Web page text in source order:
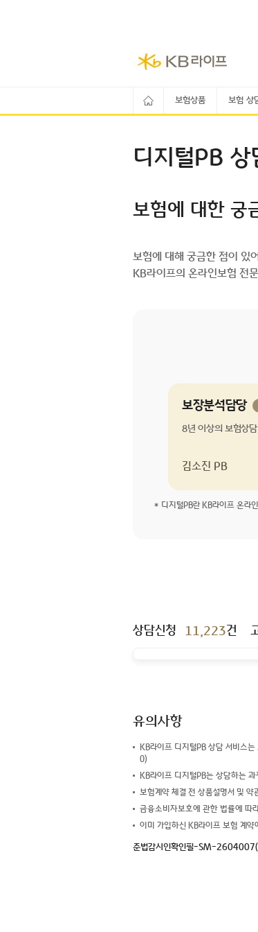
보험상품 보험 상
디지털PB 상
보험에 대한 궁
보험에 대해 궁금한 점이 있
KB라이프의 온라인보험 전
보장분석담당
8년 이상의 보험상담
김소진 PB
디지털PB란 KB라이프 온라
상담신청 11,223건
유의사항
KB라이프 디지털PB 상담 서비스
0)
KB라이프 디지털PB는 상담하는
보험계약 체결 전 상품설명서 및 약
금융소비자보호에 관한 법률에 따
이미 가입하신 KB라이프 보험 계
준법감시인확인필-SM-